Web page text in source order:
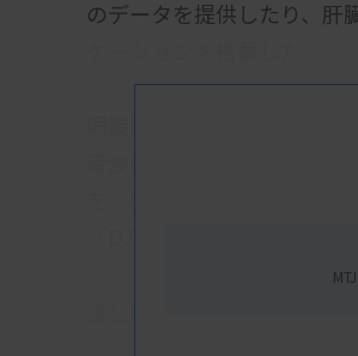
のデータを提供したり、肝
同装置は「肝臓などの硬
音波の減衰量を非侵襲的
を、装置の使用目的、効
「D215-4 超音波減衰法検